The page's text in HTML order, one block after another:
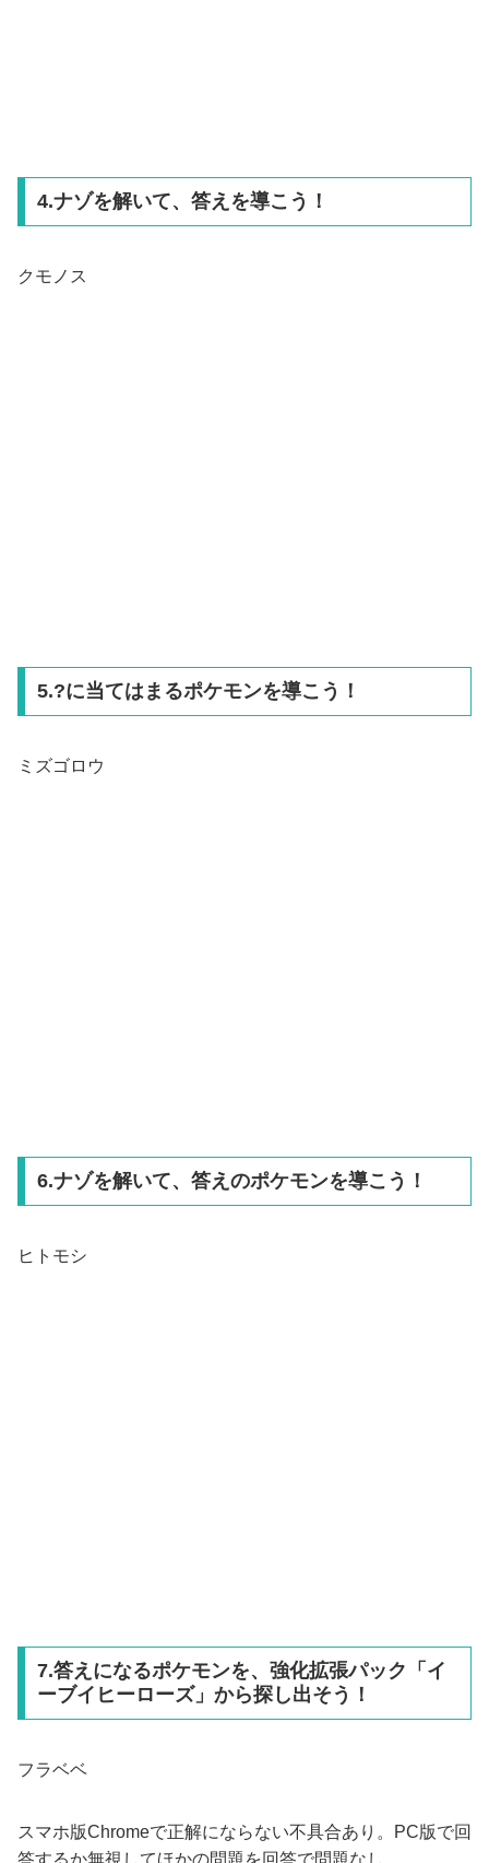
4.ナゾを解いて、答えを導こう！
クモノス
5.?に当てはまるポケモンを導こう！
ミズゴロウ
6.ナゾを解いて、答えのポケモンを導こう！
ヒトモシ
7.答えになるポケモンを、強化拡張パック「イ
ーブイヒーローズ」から探し出そう！
フラベベ
スマホ版Chromeで正解にならない不具合あり。PC版で回
答するか無視してほかの問題を回答で問題なし。